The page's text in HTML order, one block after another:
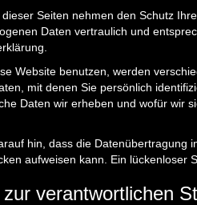
Seiten nehmen den Schutz
Daten vertraulich und
Website benutzen, werden
mit denen Sie persönlich
Daten wir erheben und wofür wir
hin, dass die Datenübertragung
aufweisen kann. Ein lückenloser
zur verantwortlichen